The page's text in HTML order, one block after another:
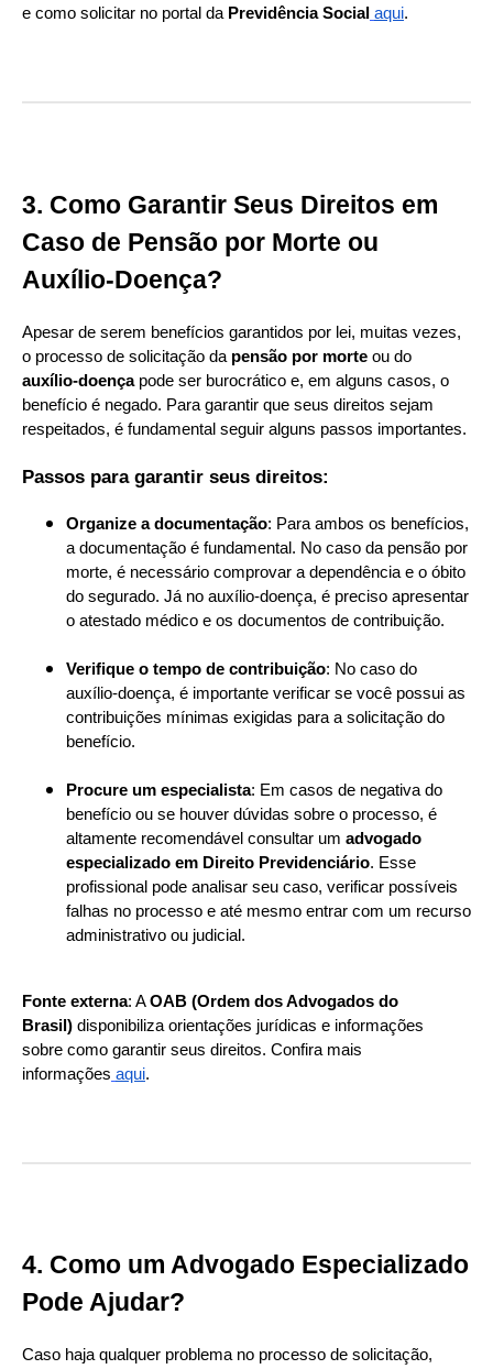
e como solicitar no portal da Previdência Social aqui.
3. Como Garantir Seus Direitos em
Caso de Pensão por Morte ou
Auxílio-Doença?
Apesar de serem benefícios garantidos por lei, muitas vezes,
o processo de solicitação da pensão por morte ou do
auxílio-doençapode ser burocrático e, em alguns casos, o
benefício é negado. Para garantir que seus direitos sejam
respeitados, é fundamental seguir alguns passos importantes.
Passos para garantir seus direitos:
Organize a documentação: Para ambos os benefícios,
a documentação é fundamental. No caso da pensão por
morte, é necessário comprovar a dependência e o óbito
do segurado. Já no auxílio-doença, é preciso apresentar
o atestado médico e os documentos de contribuição.
Verifique o tempo de contribuição: No caso do
auxílio-doença, é importante verificar se você possui as
contribuições mínimas exigidas para a solicitação do
benefício.
Procure um especialista: Em casos de negativa do
benefício ou se houver dúvidas sobre o processo, é
altamente recomendável consultar um advogado
especializado em Direito Previdenciário. Esse
profissional pode analisar seu caso, verificar possíveis
falhas no processo e até mesmo entrar com um recurso
administrativo ou judicial.
Fonte externa: AOAB (Ordem dos Advogados do
Brasil) disponibiliza orientações jurídicas e informações
sobre como garantir seus direitos. Confira mais
informações aqui.
4. Como um Advogado Especializado
Pode Ajudar?
Caso haja qualquer problema no processo de solicitação,